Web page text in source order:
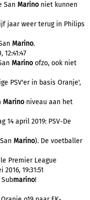
San Marino niet kunnen
jaar weer terug in Philips
Marino.
Marino ofzo, ook niet
PSV'er in basis Oranje',
Marino niveau aan het
14 april 2019: PSV-De
Marino). De voetballer
Premier League
19:31:51
Submarino!